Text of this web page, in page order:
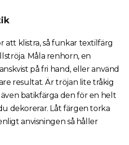
att klistra, så funkar textilfärg
Måla renhorn, en
på fri hand, eller använd
resultat. Är tröjan lite tråkig
batikfärga den för en helt
dekorerar. Låt färgen torka
anvisningen så håller